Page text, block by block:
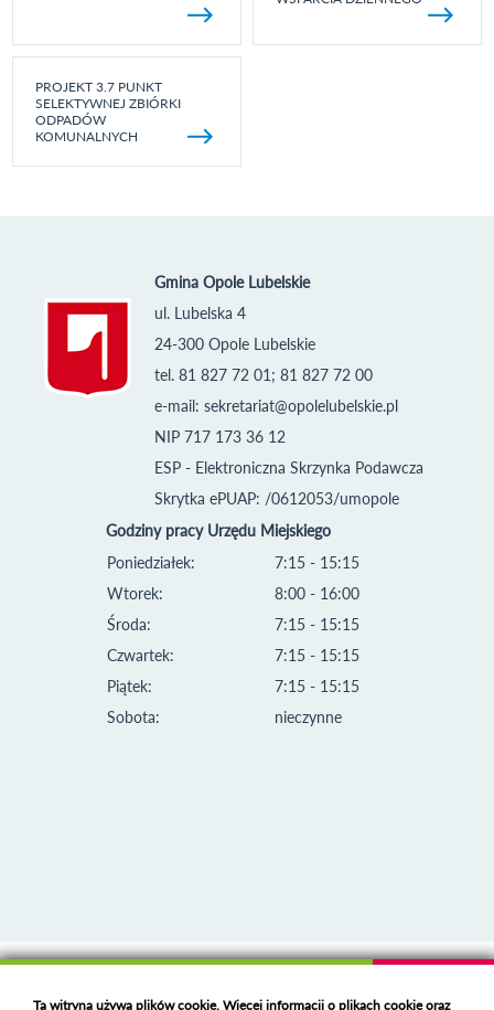
PROJEKT 3.7 PUNKT
SELEKTYWNEJ ZBIÓRKI
ODPADÓW
KOMUNALNYCH
Gmina Opole Lubelskie
ul. Lubelska 4
24-300 Opole Lubelskie
tel. 81 827 72 01; 81 827 72 00
e-mail: sekretariat@opolelubelskie.pl
NIP 717 173 36 12
ESP - Elektroniczna Skrzynka Podawcza
Skrytka ePUAP: /0612053/umopole
Godziny pracy Urzędu Miejskiego
Poniedziałek:
Wtorek:
Środa:
Czwartek:
Piątek:
Sobota:
7:15 - 15:15
8:00 - 16:00
7:15 - 15:15
7:15 - 15:15
7:15 - 15:15
nieczynne
Ta witryna używa plików cookie. Więcej informacji o plikach cookie oraz